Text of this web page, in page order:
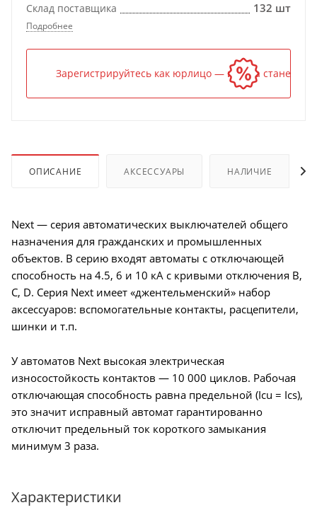
Склад поставщика
132 шт
Подробнее
Зарегистрируйтесь как юрлицо — и цена станет
ОПИСАНИЕ АКСЕССУАРЫ НАЛИЧИЕ
Next — серия автоматических выключателей общего
назначения для гражданских и промышленных
объектов. В серию входят автоматы с отключающей
способность на 4.5, 6 и 10 кА с кривыми отключения B,
C, D. Серия Next имеет «джентельменский» набор
аксессуаров: вспомогательные контакты, расцепители,
шинки и т.п.
У автоматов Next высокая электрическая
износостойкость контактов — 10 000 циклов. Рабочая
отключающая способность равна предельной (Icu = Ics),
это значит исправный автомат гарантированно
отключит предельный ток короткого замыкания
минимум 3 раза.
Характеристики